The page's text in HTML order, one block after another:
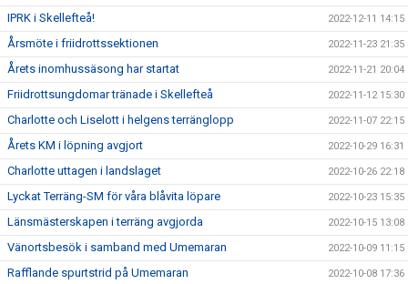
IPRK i Skellefteå! 2022-12-11 14:15
Årsmöte i friidrottssektionen 2022-11-23 21:35
Årets inomhussäsong har startat 2022-11-21 20:04
Friidrottsungdomar tränade i Skellefteå 2022-11-12 15:30
Charlotte och Liselott i helgens terränglopp 2022-11-07 22:15
Årets KM i löpning avgjort 2022-10-29 16:31
Charlotte uttagen i landslaget 2022-10-26 22:18
Lyckat Terräng-SM för våra blåvita löpare 2022-10-23 15:35
Länsmästerskapen i terräng avgjorda 2022-10-15 13:08
Vänortsbesök i samband med Umemaran 2022-10-09 11:15
Rafflande spurtstrid på Umemaran 2022-10-08 17:36